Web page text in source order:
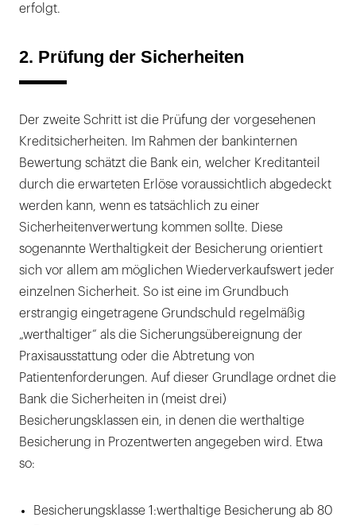
erfolgt.
2. Prüfung der Sicherheiten
Der zweite Schritt ist die Prüfung der vorgesehenen
Kreditsicherheiten. Im Rahmen der bankinternen
Bewertung schätzt die Bank ein, welcher Kreditanteil
durch die erwarteten Erlöse voraussichtlich abgedeckt
werden kann, wenn es tatsächlich zu einer
Sicherheitenverwertung kommen sollte. Diese
sogenannte Werthaltigkeit der Besicherung orientiert
sich vor allem am möglichen Wiederverkaufswert jeder
einzelnen Sicherheit. So ist eine im Grundbuch
erstrangig eingetragene Grundschuld regelmäßig
„werthaltiger“ als die Sicherungsübereignung der
Praxisausstattung oder die Abtretung von
Patientenforderungen. Auf dieser Grundlage ordnet die
Bank die Sicherheiten in (meist drei)
Besicherungsklassen ein, in denen die werthaltige
Besicherung in Prozentwerten angegeben wird. Etwa
so:
Besicherungsklasse 1:werthaltige Besicherung ab 80